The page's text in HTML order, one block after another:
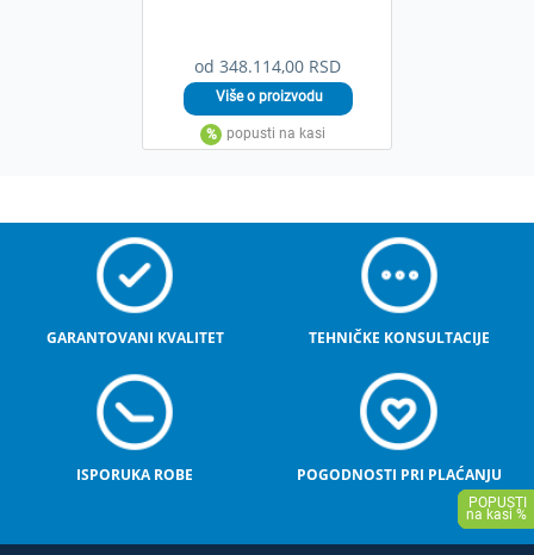
od 348.114,00 RSD
GARANTOVANI KVALITET TEHNIČKE KONSULTACIJE
ISPORUKA ROBE POGODNOSTI PRI PLAĆANJU